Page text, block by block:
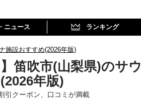
ニュース ランキング
施設おすすめ(2026年版)
笛吹市(山梨県)のサウ
年版)
引クーポン、口コミが満載